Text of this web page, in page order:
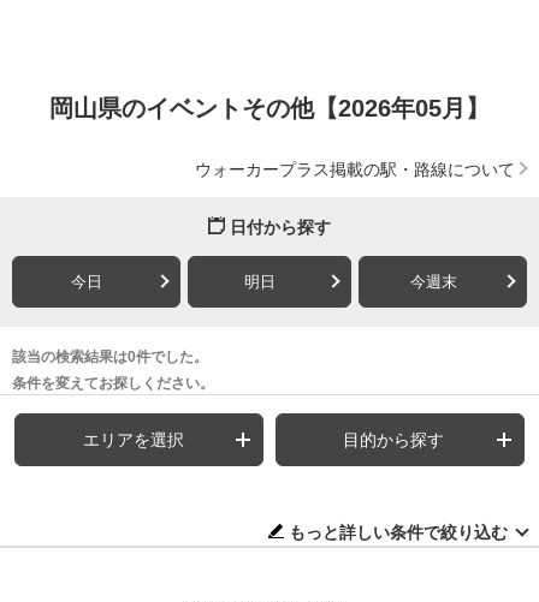
岡山県のイベントその他【2026年05月】
ウォーカープラス掲載の駅・路線について
日付から探す
今日 明日 今週末
該当の検索結果は0件でした。
条件を変えてお探しください。
エリアを選択 目的から探す
もっと詳しい条件で絞り込む